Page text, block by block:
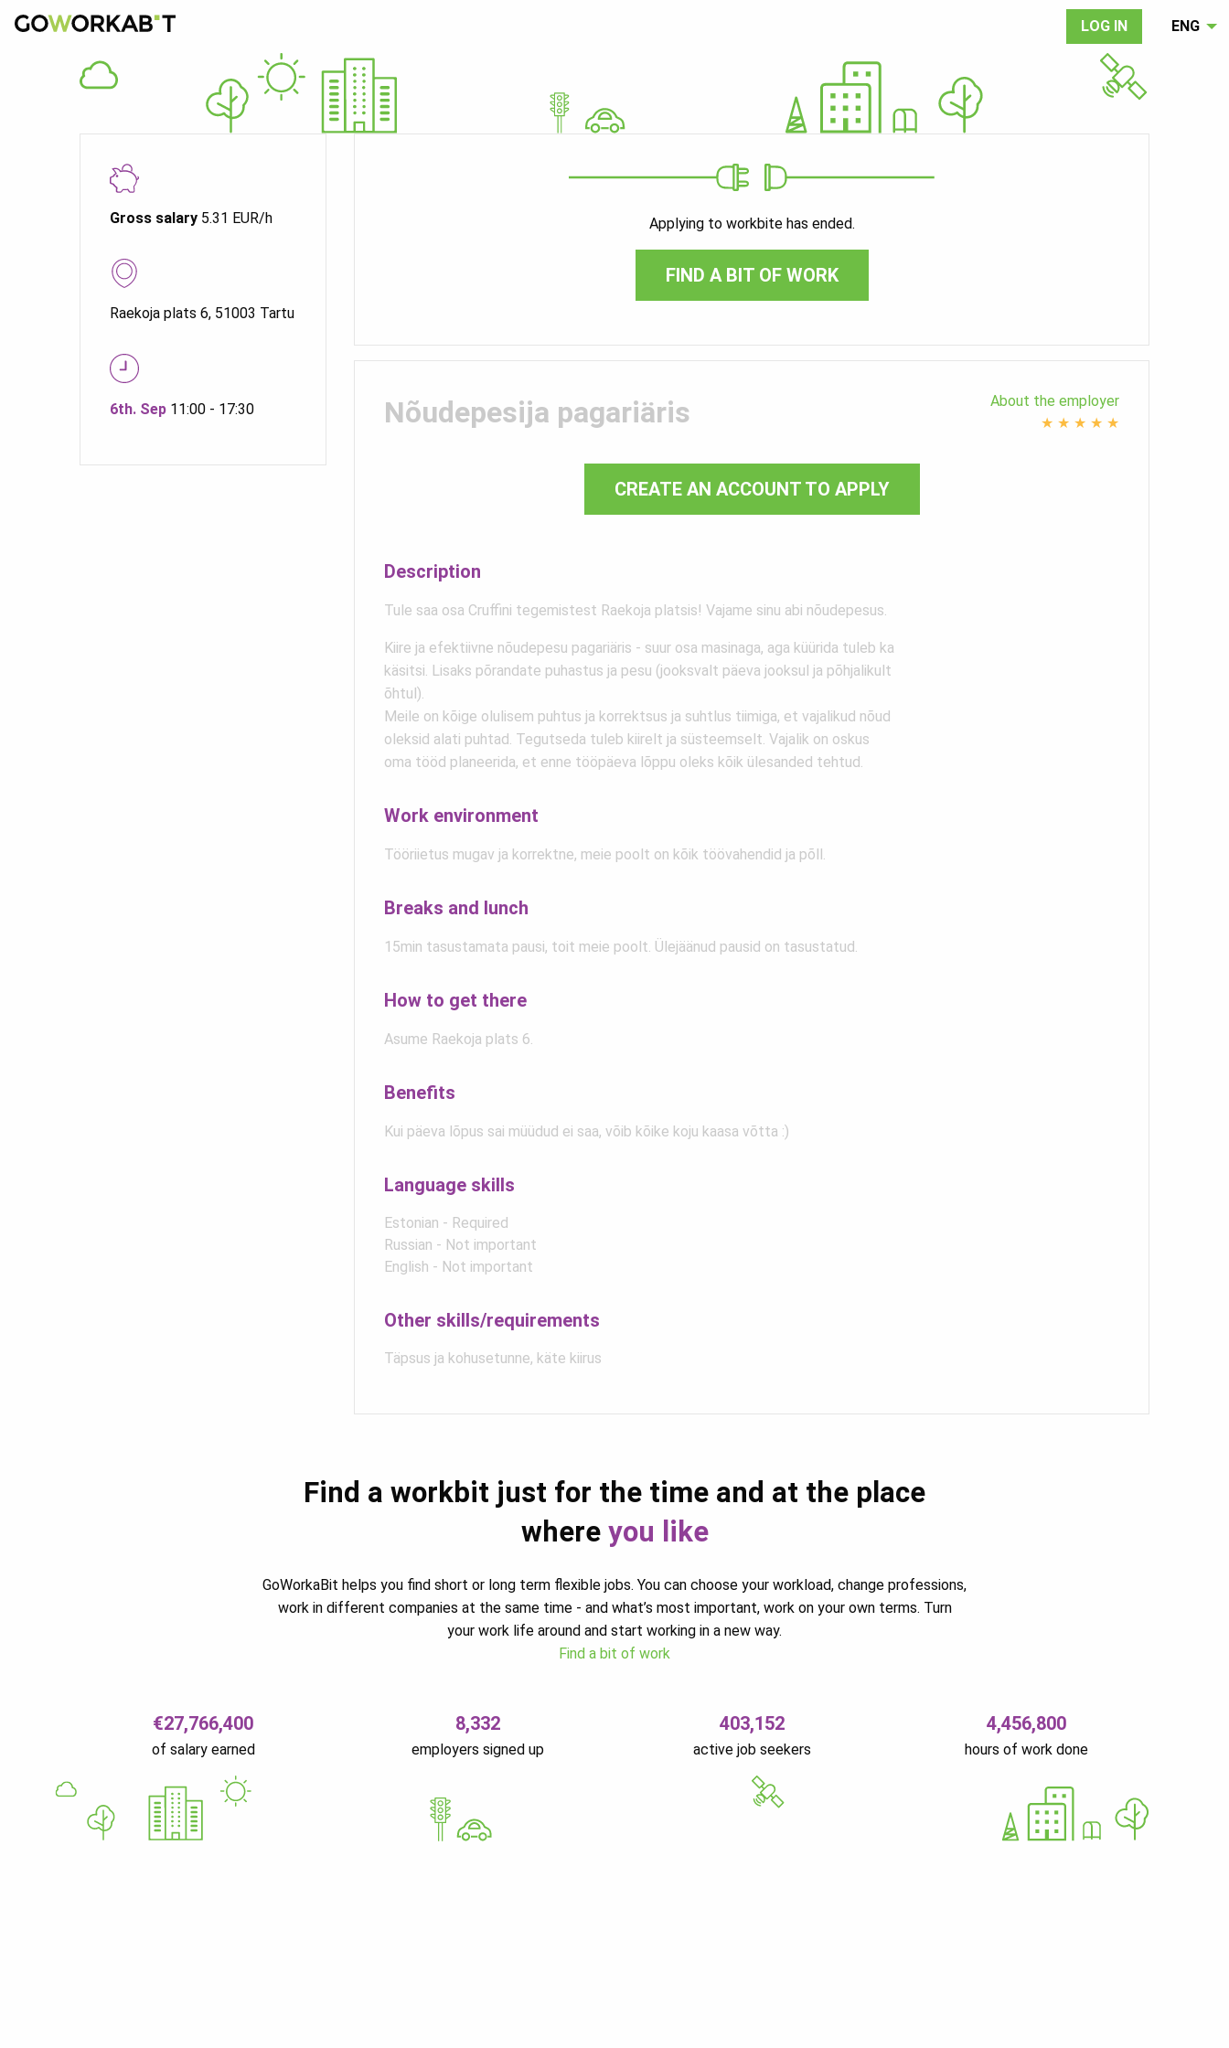
LOG IN ENG
Gross salary 5.31 EUR/h
Raekoja plats 6, 51003 Tartu
6th. Sep 11:00 - 17:30
Applying to workbite has ended.
FIND A BIT OF WORK
Nõudepesija pagariäris
About the employer
★ ★ ★ ★ ★
CREATE AN ACCOUNT TO APPLY
Description
Tule saa osa Cruffini tegemistest Raekoja platsis! Vajame sinu abi nõudepesus.
Kiire ja efektiivne nõudepesu pagariäris - suur osa masinaga, aga küürida tuleb ka
käsitsi. Lisaks põrandate puhastus ja pesu (jooksvalt päeva jooksul ja põhjalikult
õhtul).
Meile on kõige olulisem puhtus ja korrektsus ja suhtlus tiimiga, et vajalikud nõud
oleksid alati puhtad. Tegutseda tuleb kiirelt ja süsteemselt. Vajalik on oskus
oma tööd planeerida, et enne tööpäeva lõppu oleks kõik ülesanded tehtud.
Work environment
Tööriietus mugav ja korrektne, meie poolt on kõik töövahendid ja põll.
Breaks and lunch
15min tasustamata pausi, toit meie poolt. Ülejäänud pausid on tasustatud.
How to get there
Asume Raekoja plats 6.
Benefits
Kui päeva lõpus sai müüdud ei saa, võib kõike koju kaasa võtta :)
Language skills
Estonian - Required
Russian - Not important
English - Not important
Other skills/requirements
Täpsus ja kohusetunne, käte kiirus
Find a workbit just for the time and at the place
where you like
GoWorkaBit helps you find short or long term flexible jobs. You can choose your workload, change professions,
work in different companies at the same time - and what’s most important, work on your own terms. Turn
your work life around and start working in a new way.
Find a bit of work
€27,766,400
of salary earned
8,332
employers signed up
403,152
active job seekers
4,456,800
hours of work done